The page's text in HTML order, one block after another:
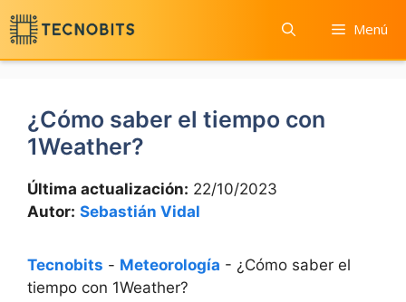
Saltar
al
contenido
Menú
¿Cómo saber el tiempo con
1Weather?
Última actualización: 22/10/2023
Autor: Sebastián Vidal
Tecnobits - Meteorología - ¿Cómo saber el
tiempo con 1Weather?